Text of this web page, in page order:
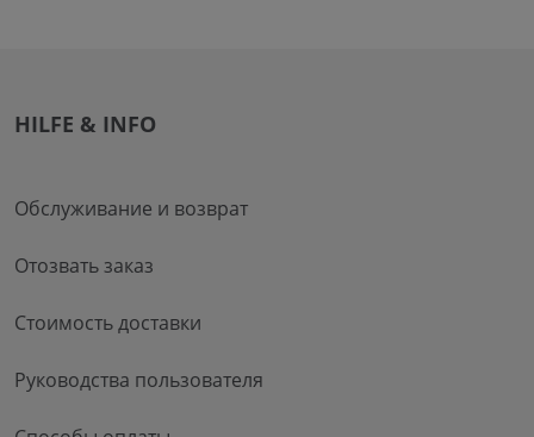
HILFE & INFO
Обслуживание и возврат
Отозвать заказ
Стоимость доставки
Руководства пользователя